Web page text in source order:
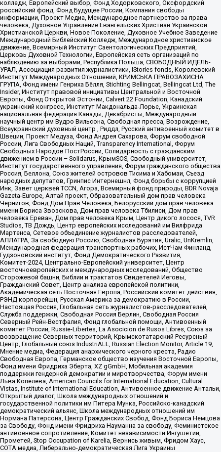
колледж, Европейский выбор, Фонд Ходорковского, Оксфордский
российский фонд, Фонд Будущее России, Компания свободы
информации, Проект Медиа, Международное партнерство за права
человека, Духовное Управление Евангельских Христиан Украинской
Христианской Церкви, Новое Поколение, Духовное Учебное Заведение
Международный Библейский Колледж, Международное христианское
движение, Всемирный Институт Саентологических Предприятий,
Церковь Духовной Технологии, Европейская сеть организаций по
наблюдению за выборами, Республика Польша, СВОБОДНЫЙ ИДЕЛЬ-
УРАЛ, Ассоциация развития журналистики, IStories fonds, Королевский
Институт Международных Отношений, КРИМСЬКА ПРАВОЗАХИСНА
ГРУПА, Фонд имени Генриха Бёлля, Stichting Bellingcat, Bellingcat Ltd, The
Insider, Институт правовой инициативы Центральной и Восточной
Европы, Фонд Открытой Эстонии, Calvert 22 Foundation, Канадский
украинский конгресс, Институт Макдональда-Лорье, Украинская
национальная федерация Канады, Декабристы, Международный
научный центр им Вудро Вильсона, Свободная пресса, Возрождение,
Всеукраинский духовный центр , Риддл, Русский антивоенный комитет в
Швеции, Проект Медуза, Фонд Андрея Сахарова, Форум свободной
России, Лига Свободных Наций, Transparеncy International, Форум
Свободных Народов ПостРоссии, Солидарность с гражданским
движением в России – Solidarus, КрымSOS, Свободный университет,
Институт государственного управления, Форум гражданского общества
Россия, Беллона, Союз жителей островов Тисима и Хабомаи, Съезд
народных депутатов, Гринпис Интернешнл, Фонд борьбы с коррупцией
Инк, Завет церквей TCCN, Агора, Всемирный фонд природы, BDR Novaja
Gazeta-Europe, Алтай проект, Образовательный дом прав человека
Чернигов, Фонд Дом Прав Человека, Белорусский дом прав человека
имени Бориса Звозскова, Дом прав человека Тбилиси, Дом прав
человека Ереван, Дом прав человека Крым, Центр дикого лосося, TVR
Studios, ТВ Дождь, Центр европейских исследований им Вилфрида
Мартенса, Сетевое объединение журналистов расследователей,
АЛЛАТРА, За свободную Россию, Свободная Бурятия, Uralic, UnKremlin,
Международная федерация транспортных рабочих, ИстЧам Финланд,
Гудзоновский институт, Фонд Демократического Развития,
Комитет-2024, Центрально-Европейский университет, Центр
восточноевропейских и международных исследований, Общество
Сторожевой башни, Библии и трактатов Свидетелей Иеговы,
Гражданский Совет, Центр анализа европейской политики,
Академическая сеть Восточная Европа, Российский комитет действия,
РЭНД корпорейшн, Русская Америка за демократию в России,
Настоящая Россия, Глобальная сеть журналистов-расследователей,
Служба поддержки, Свободная Россия Берлин, Свободная Россия
Северный Рейн-Вестфалия, Фонд глобальной помощи, Антивоенный
комитет России, Russie-Libertes, La Asocicion de Rusos Libres, Союз за
возвращение Северных территорий, Крымскотатарский Ресурсный
Центр, Глобальный союз IndustriALL, Russian Election Monitor, Article 19,
Мнение медиа, Федерация анархического черного креста, Радио
Свободная Европа, Германское общество изучения Восточной Европы,
Фонд имени Фридриха Эберта, XZ gGmbH, Мобильная академия
поддержки гендерной демократии и миротворчества, Форум имени
Льва Копелева, American Councils for International Education, Cultural
Vistas, Institute of International Education, Антивоенное движение Антальи,
Открытый диалог, Школа международных отношений и
государственной политики им Питера Мунка, Российско-канадский
демократический альянс, Школа международных отношений им
Нормана Патерсона, Центр Гражданских Свобод, Фонд Бориса Немцова
за Свободу, Фонд имени Фридриха Науманна за свободу, Феминистское
антивоенное сопротивление, Комитет независимости Ингушетии,
Прометей, Stop Occupation of Karelia, Вернись живым, Фридом Хаус,
СОТА медиа, Либерально-демократическая Лига Украины